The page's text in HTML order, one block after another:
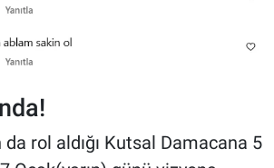
rol aldığı Kutsal Damacana 5